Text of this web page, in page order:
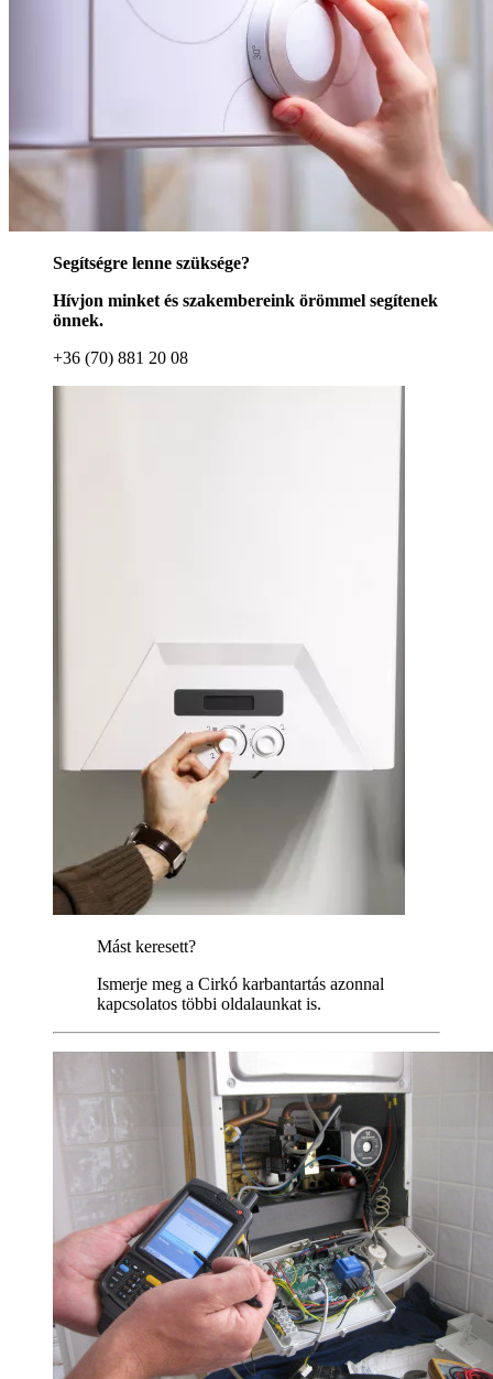
Segítségre lenne szüksége?
Hívjon minket és szakembereink örömmel segítenek
önnek.
+36 (70) 881 20 08
Mást keresett?
Ismerje meg a Cirkó karbantartás azonnal
kapcsolatos többi oldalaunkat is.